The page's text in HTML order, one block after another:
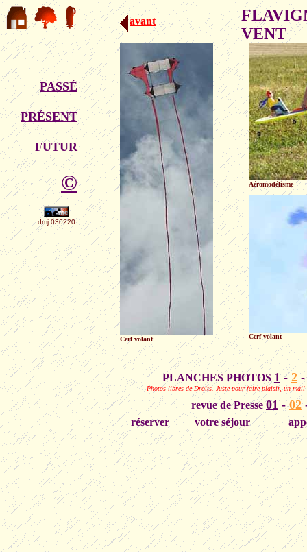
VENT
avant
PASSÉ
PRÉSENT
FUTUR
© Aéromodélisme
dmj:030220
Cerf volant
Cerf volant
PLANCHES PHOTOS 1-2
Photos libres de Droits. Juste pour faire plaisir, un
revue de Presse01-02
réserver votre séjour